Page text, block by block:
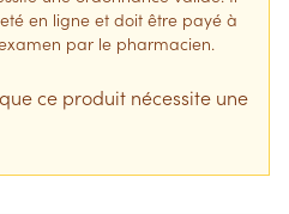
en ligne et doit être payé à
par le pharmacien.
ce produit nécessite une